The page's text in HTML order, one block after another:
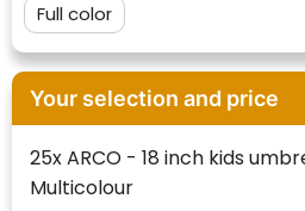
Full color
Your selection and price
25x ARCO - 18 inch kids
Multicolour
Klantenbeoordelingen laten
website in het algemeen aan
van klanten voldoet.
Trustindex werkt samen met
beoordelingsplatforms om
websitebezoekers toegang te